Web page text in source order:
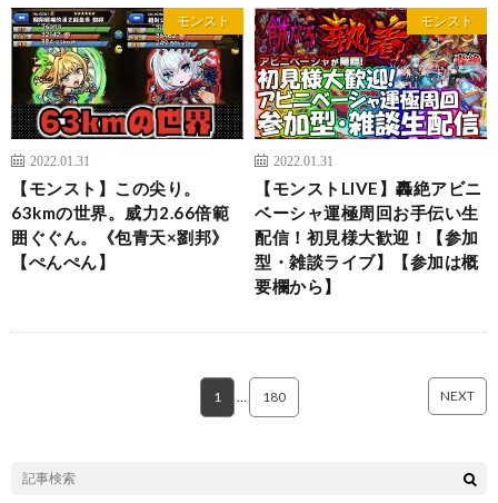
モンスト
2022.01.31
【モンスト】この尖り。
63kmの世界。威力2.66倍範
囲ぐぐん。《包青天×劉邦》
【ぺんぺん】
モンスト
2022.01.31
【モンストLIVE】轟絶アビニ
ベーシャ運極周回お手伝い生
配信！初見様大歓迎！【参加
型・雑談ライブ】【参加は概
要欄から】
1 180 NEXT